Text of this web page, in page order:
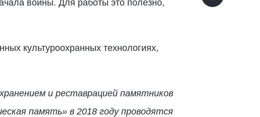
войны. Для работы это полезно,
культуроохранных технологиях,
и реставрацией памятников
память» в 2018 году проводятся